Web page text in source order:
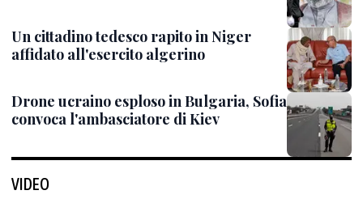
Un cittadino tedesco rapito in Niger
affidato all'esercito algerino
Drone ucraino esploso in Bulgaria, Sofia
convoca l'ambasciatore di Kiev
VIDEO